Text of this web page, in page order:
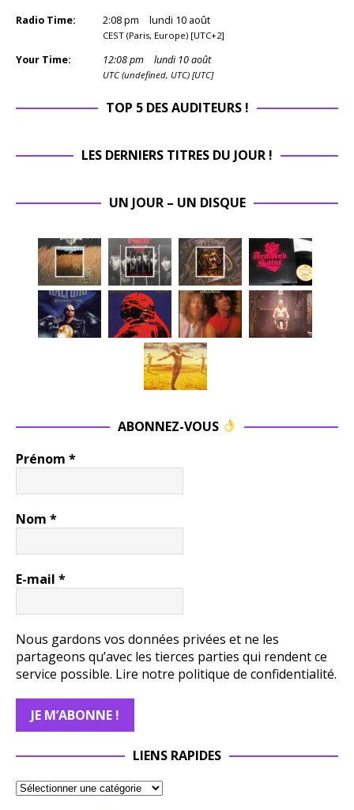
Radio Time: 2:08pm lundi 10 août
CEST (Paris, Europe) [UTC+2]
Your Time: 12:08pm lundi 10 août
UTC (undefined, UTC) [UTC]
TOP 5 DES AUDITEURS !
LES DERNIERS TITRES DU JOUR !
UN JOUR – UN DISQUE
ABONNEZ-VOUS
Prénom *
Nom *
E-mail *
Nous gardons vos données privées et ne les
partageons qu’avec les tierces parties qui rendent ce
service possible. Lire notre politique de confidentialité.
LIENS RAPIDES